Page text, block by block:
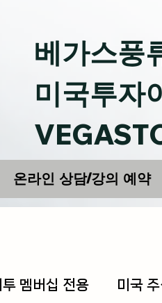
베가스풍
미국투자
온라인 상담/강의 예약
투 멤버십 전용 미국